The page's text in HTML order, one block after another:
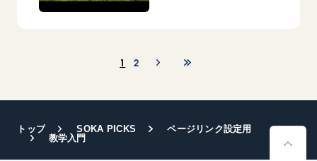
1 2
トップ SOKA PICKS
ページリンク設定用
教学入門